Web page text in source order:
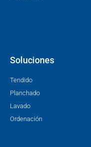
Soluciones
Tendido
Planchado
Lavado
Ordenación